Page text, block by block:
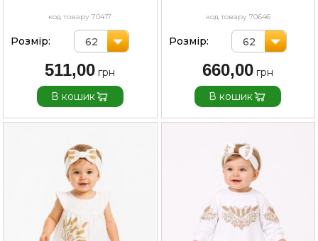
код товару 70417
Розмір: 62
511,00
В кошик
код товару 70646
Розмір: 62
660,00
В кошик